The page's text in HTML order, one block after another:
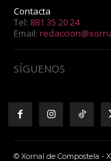
Contacta
Tel: 881 35 20 24
Email:
SÍGUENOS
© Xornal de Compostela -